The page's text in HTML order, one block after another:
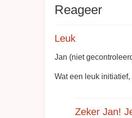
Reageer
Leuk
Jan (niet
Wat een leuk
Zeker Jan!